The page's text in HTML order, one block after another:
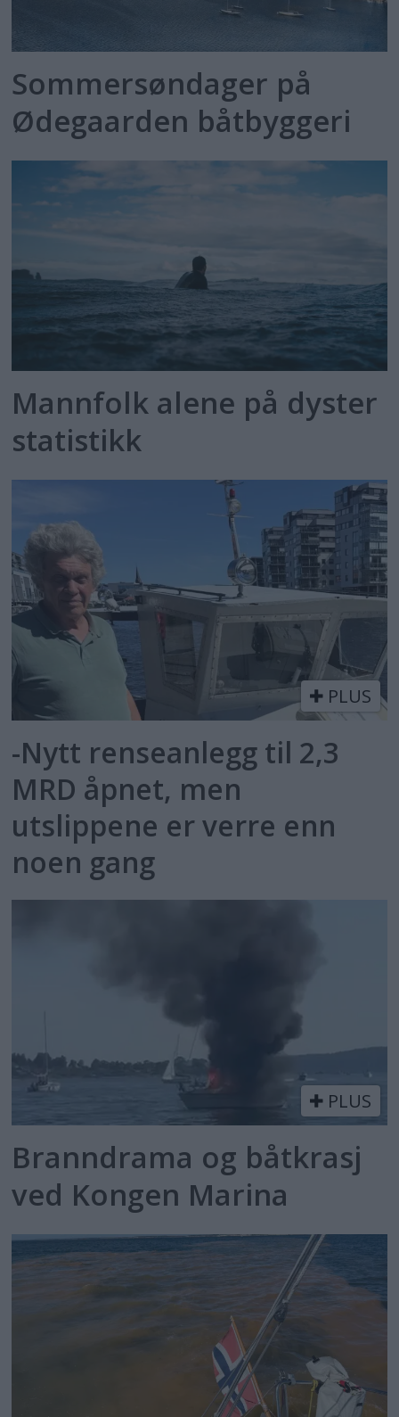
Sommersøndager på
Ødegaarden båtbyggeri
Mannfolk alene på dyster
statistikk
PLUS
-Nytt renseanlegg til 2,3
MRD åpnet, men
utslippene er verre enn
noen gang
PLUS
Branndrama og båtkrasj
ved Kongen Marina